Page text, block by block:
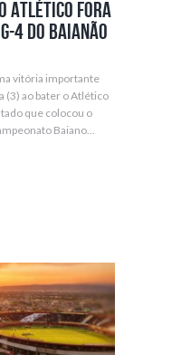
o Atlético fora
4 do Baianão
vitória importante
(3) ao bater o Atlético
que colocou o
Baiano...